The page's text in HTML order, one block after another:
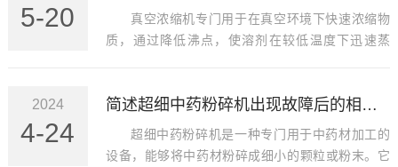
和化妆品等领域。
5-20
真空浓缩机专门用于在真空环境下快速浓缩物
质，通过降低沸点，使溶剂在较低温度下迅速蒸
2024
4-24
简述超细中药粉碎机出现故障后的相应解决方法
超细中药粉碎机是一种专门用于中药材加工的
设备，能够将中药材粉碎成细小的颗粒或粉末。它